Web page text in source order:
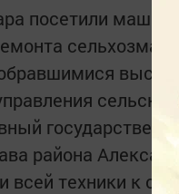
посетили
района
всей техники к